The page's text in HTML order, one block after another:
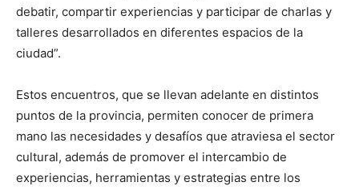
debatir, compartir experiencias y participar de charlas y
talleres desarrollados en diferentes espacios de la
ciudad”.
Estos encuentros, que se llevan adelante en distintos
puntos de la provincia, permiten conocer de primera
mano las necesidades y desafíos que atraviesa el sector
cultural, además de promover el intercambio de
experiencias, herramientas y estrategias entre los